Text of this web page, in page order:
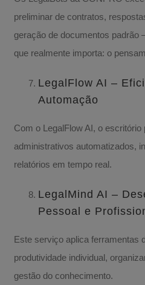
preliminar de contratos,
geração de documentos padrão
que realmente importa: o
LegalFlow AI –
Automação
Com o LegalFlow AI, o
administrativos automatizados,
relatórios em tempo real.
LegalMind AI –
Pessoal e
Este serviço aplica ferramentas
produtividade individual,
gestão do conhecimento.